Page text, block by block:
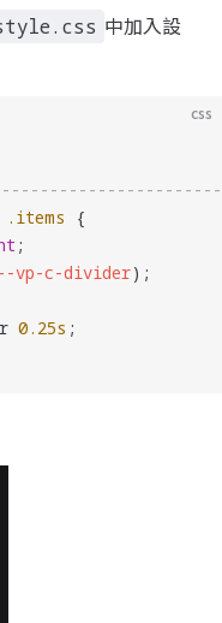
中加入設
css
.items
{
;
--vp-c-divider);
0.25s ;